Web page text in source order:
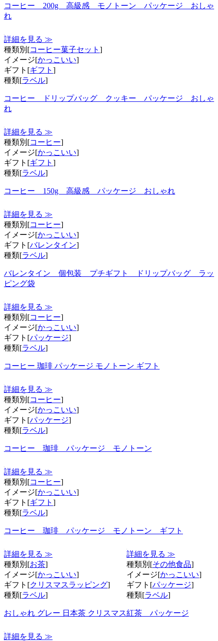
コーヒー 200g 高級感 モノトーン パッケージ おしゃ
れ
詳細を見る ≫
種類別[コーヒー菓子セット ]
イメージ[かっこいい]
ギフト[ギフト ]
種類[ラベル]
コーヒー ドリップバッグ クッキー パッケージ おしゃ
れ
詳細を見る ≫
種類別[コーヒー]
イメージ[かっこいい]
ギフト[ギフト ]
種類[ラベル]
コーヒー 150g 高級感 パッケージ おしゃれ
詳細を見る ≫
種類別[コーヒー]
イメージ[かっこいい]
ギフト[バレンタイン]
種類[ラベル]
バレンタイン 個包装 プチギフト ドリップバッグ ラッ
ピング袋
詳細を見る ≫
種類別[コーヒー]
イメージ[かっこいい]
ギフト[パッケージ]
種類[ラベル]
コーヒー 珈琲 パッケージ モノトーン ギフト
詳細を見る ≫
種類別[コーヒー]
イメージ[かっこいい]
ギフト[パッケージ]
種類[ラベル]
コーヒー 珈琲 パッケージ モノトーン
詳細を見る ≫
種類別[コーヒー]
イメージ[かっこいい]
ギフト[ギフト ]
種類[ラベル]
コーヒー 珈琲 パッケージ モノトーン ギフト
詳細を見る ≫
種類別[お茶]
イメージ[かっこいい]
ギフト[クリスマスラッピング]
種類[ラベル]
おしゃれ グレー 日本茶 クリスマス
詳細を見る ≫
種類別[その他食品]
イメージ[かっこいい]
ギフト[パッケージ]
種類[ラベル]
紅茶 パッケージ
詳細を見る ≫